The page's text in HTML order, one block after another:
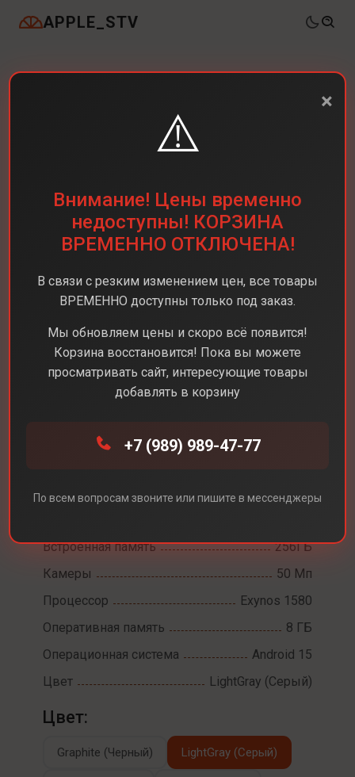
APPLE_STV
Samsung A56
Диагональ экрана
6,7
Встроенная память
256ГБ
Камеры
50 Мп
Процессор
Exynos 1580
Оперативная память
8 ГБ
Операционная система
Android 15
Цвет
LightGray (Серый)
Цвет:
Graphite (Черный) LightGray (Серый)
×
⚠️
Внимание! Цены временно
недоступны! КОРЗИНА
ВРЕМЕННО ОТКЛЮЧЕНА!
В связи с резким изменением цен, все товары
ВРЕМЕННО доступны только под заказ.
Мы обновляем цены и скоро всё появится!
Корзина восстановится! Пока вы можете
просматривать сайт, интересующие товары
добавлять в корзину
+7 (989) 989-47-77
По всем вопросам звоните или пишите в мессенджеры